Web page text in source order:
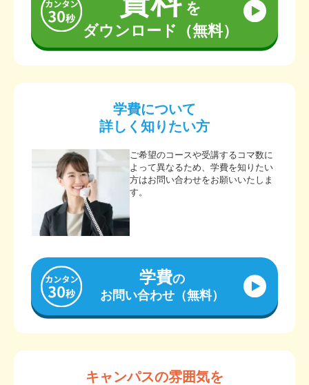
を
ダウンロード（無料）
学費について
詳しく知りたい方
ご希望のコースや受講するコマ数に
よって異なるため、学費を知りたい
方はお問い合わせをお願いいたしま
す。
学費の
お問い合わせ（無料）
キャンパスの雰囲気を